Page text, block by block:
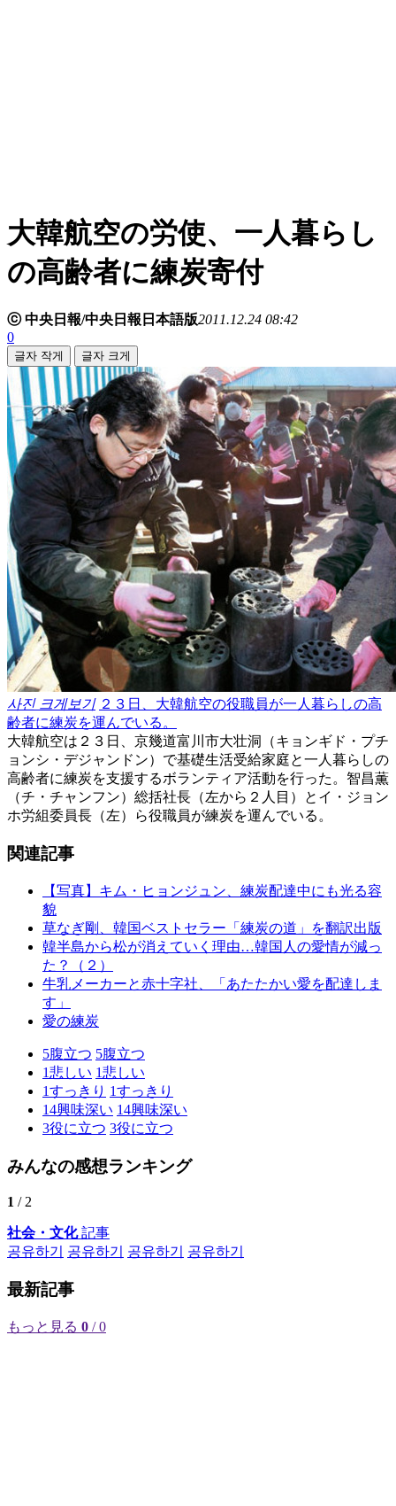
大韓航空の労使、一人暮らし
の高齢者に練炭寄付
ⓒ 中央日報/中央日報日本語版2011.12.24 08:42
0
글자 작게 글자 크게
사진 크게보기 ２３日、大韓航空の役職員が一人暮らしの高
齢者に練炭を運んでいる。
大韓航空は２３日、京幾道富川市大壮洞（キョンギド・プチ
ョンシ・デジャンドン）で基礎生活受給家庭と一人暮らしの
高齢者に練炭を支援するボランティア活動を行った。智昌薫
（チ・チャンフン）総括社長（左から２人目）とイ・ジョン
ホ労組委員長（左）ら役職員が練炭を運んでいる。
関連記事
【写真】キム・ヒョンジュン、練炭配達中にも光る容
貌
草なぎ剛、韓国ベストセラー「練炭の道」を翻訳出版
韓半島から松が消えていく理由…韓国人の愛情が減っ
た？（２）
牛乳メーカーと赤十字社、「あたたかい愛を配達しま
す」
愛の練炭
5腹立つ 5腹立つ
1悲しい 1悲しい
1すっきり 1すっきり
14興味深い 14興味深い
3役に立つ 3役に立つ
みんなの感想ランキング
1 / 2
社会・文化記事
공유하기
공유하기 공유하기 공유하기
最新記事
もっと見る 0 / 0